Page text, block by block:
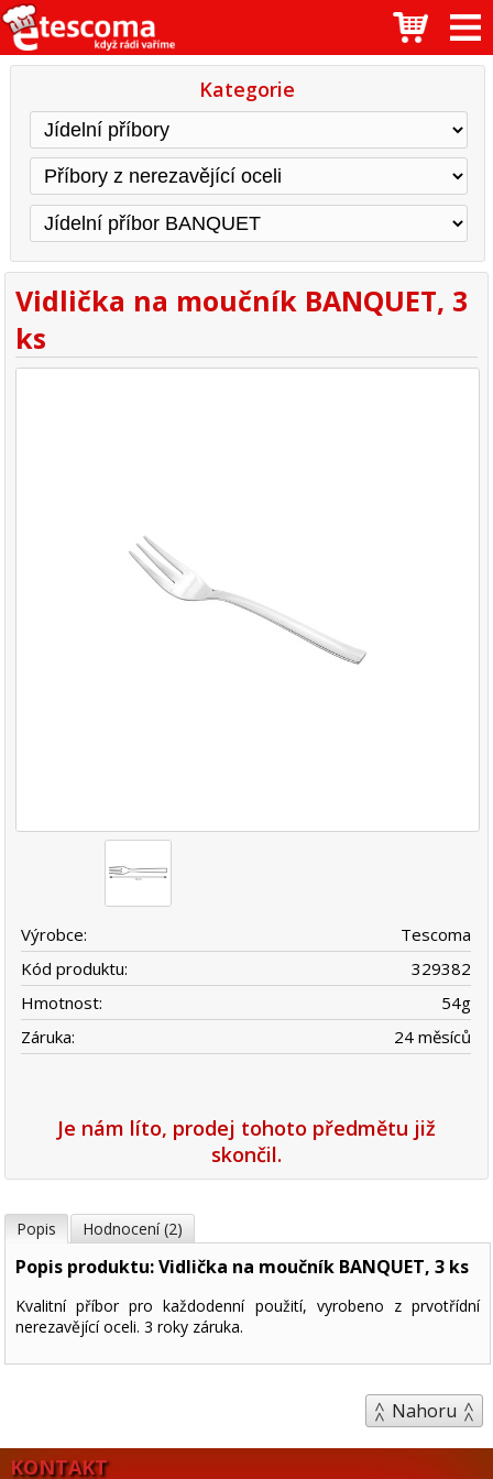
Kategorie
Vidlička na moučník BANQUET, 3
ks
Výrobce:
Tescoma
Kód produktu:
329382
Hmotnost:
54g
Záruka:
24 měsíců
Je nám líto, prodej tohoto předmětu již
skončil.
Popis Hodnocení (2)
Popis produktu: Vidlička na moučník BANQUET, 3 ks
Kvalitní příbor pro každodenní použití, vyrobeno z prvotřídní
nerezavějící oceli. 3 roky záruka.
Nahoru
KONTAKT